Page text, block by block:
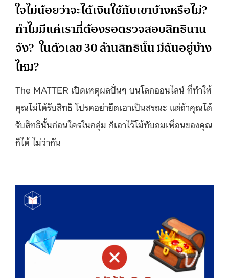
ใจไม่น้อยว่าจะได้เงินใช้กับเขาบ้างหรือไม่?
ทำไมมีแค่เราที่ต้องรอตรวจสอบสิทธินาน
จัง? ในตัวเลข 30 ล้านสิทธินั้น มีฉันอยู่บ้าง
ไหม?
The MATTER เปิดเหตุผลปั่นๆ บนโลกออนไลน์ ที่ทำให้
คุณไม่ได้รับสิทธิ โปรดอย่ายึดเอาเป็นสรณะ แต่ถ้าคุณได้
รับสิทธินั้นก่อนใครในกลุ่ม ก็เอาไว้โม้ทับถมเพื่อนของคุณ
ก็ได้ ไม่ว่ากัน